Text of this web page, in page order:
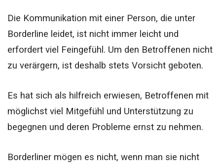
Die Kommunikation mit einer Person, die unter
Borderline leidet, ist nicht immer leicht und
erfordert viel Feingefühl. Um den Betroffenen nicht
zu verärgern, ist deshalb stets Vorsicht geboten.
Es hat sich als hilfreich erwiesen, Betroffenen mit
möglichst viel Mitgefühl und Unterstützung zu
begegnen und deren Probleme ernst zu nehmen.
Borderliner mögen es nicht, wenn man sie nicht